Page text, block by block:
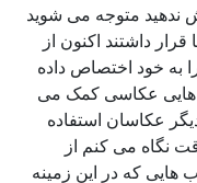
ندهید متوجه می شوید
داشتند اکنون از
به خود اختصاص داده
هایی عکاسی کمک می
عکاسان استفاده
نگاه می کنم از
هایی که در این زمینه